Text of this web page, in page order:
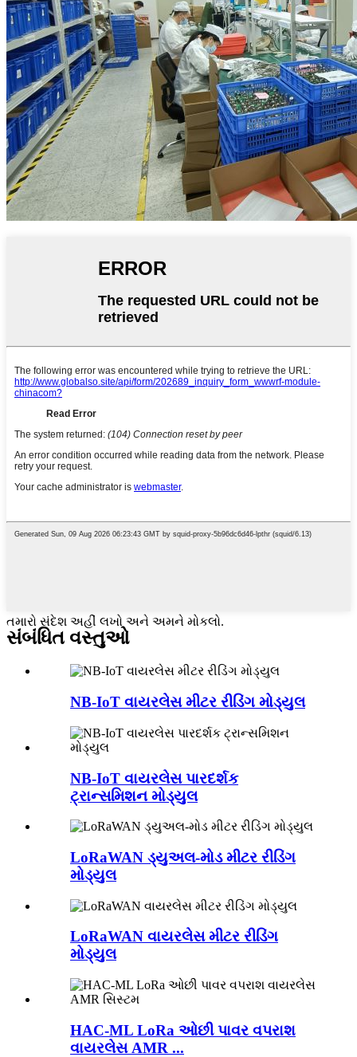
તમારો સંદેશ અહીં લખો અને અમને મોકલો.
સંબંધિત વસ્તુઓ
NB-IoT વાયરલેસ મીટર રીડિંગ મોડ્યુલ
NB-IoT વાયરલેસ પારદર્શક
ટ્રાન્સમિશન મોડ્યુલ
LoRaWAN ડ્યુઅલ-મોડ મીટર રીડિંગ
મોડ્યુલ
LoRaWAN વાયરલેસ મીટર રીડિંગ
મોડ્યુલ
HAC-ML LoRa ઓછી પાવર વપરાશ
વાયરલેસ AMR ...